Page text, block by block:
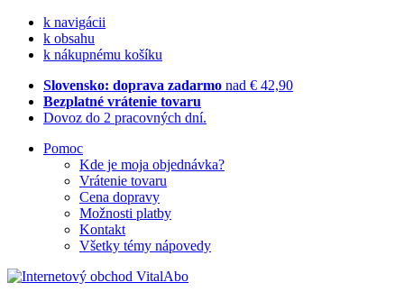
k navigácii
k obsahu
k nákupnému košíku
Slovensko: doprava zadarmo nad € 42,90
Bezplatné vrátenie tovaru
Dovoz do 2 pracovných dní.
Pomoc
Kde je moja objednávka?
Vrátenie tovaru
Cena dopravy
Možnosti platby
Kontakt
Všetky témy nápovedy